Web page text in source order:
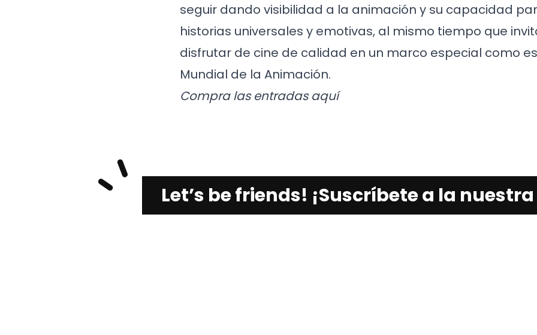
seguir dando visibilidad a la animación y su capacidad
historias universales y emotivas, al mismo tiempo que
disfrutar de cine de calidad en un marco especial como
Mundial de la Animación.
Compra las entradas aquí
Let’s be friends! ¡Suscríbete a la